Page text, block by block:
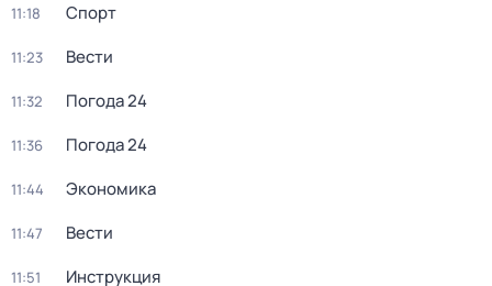
11:18 Спорт
11:23 Вести
11:32 Погода 24
11:36 Погода 24
11:44 Экономика
11:47 Вести
11:51 Инструкция